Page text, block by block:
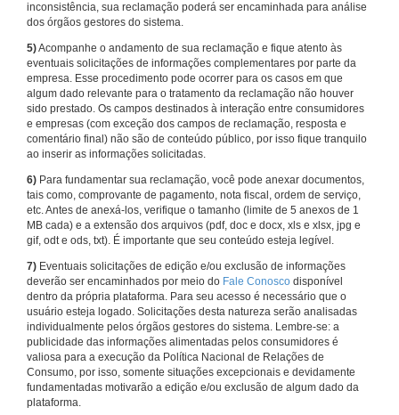
inconsistência, sua reclamação poderá ser encaminhada para análise
dos órgãos gestores do sistema.
5)Acompanhe o andamento de sua reclamação e fique atento às
eventuais solicitações de informações complementares por parte da
empresa. Esse procedimento pode ocorrer para os casos em que
algum dado relevante para o tratamento da reclamação não houver
sido prestado. Os campos destinados à interação entre consumidores
e empresas (com exceção dos campos de reclamação, resposta e
comentário final) não são de conteúdo público, por isso fique tranquilo
ao inserir as informações solicitadas.
6) Para fundamentar sua reclamação, você pode anexar documentos,
tais como, comprovante de pagamento, nota fiscal, ordem de serviço,
etc. Antes de anexá-los, verifique o tamanho (limite de 5 anexos de 1
MB cada) e a extensão dos arquivos (pdf, doc e docx, xls e xlsx, jpg e
gif, odt e ods, txt). É importante que seu conteúdo esteja legível.
7) Eventuais solicitações de edição e/ou exclusão de informações
deverão ser encaminhados por meio do Fale Conosco disponível
dentro da própria plataforma. Para seu acesso é necessário que o
usuário esteja logado. Solicitações desta natureza serão analisadas
individualmente pelos órgãos gestores do sistema. Lembre-se: a
publicidade das informações alimentadas pelos consumidores é
valiosa para a execução da Política Nacional de Relações de
Consumo, por isso, somente situações excepcionais e devidamente
fundamentadas motivarão a edição e/ou exclusão de algum dado da
plataforma.